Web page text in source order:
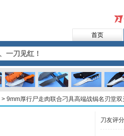
首页
> 9mm厚行尸走肉联合刁具高端战锔名刃堂
刀友评